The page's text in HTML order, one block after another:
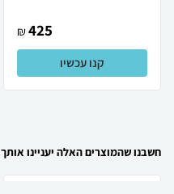
425
₪
קנו עכשיו
חשבנו שהמוצרים האלה יעניינו אותך